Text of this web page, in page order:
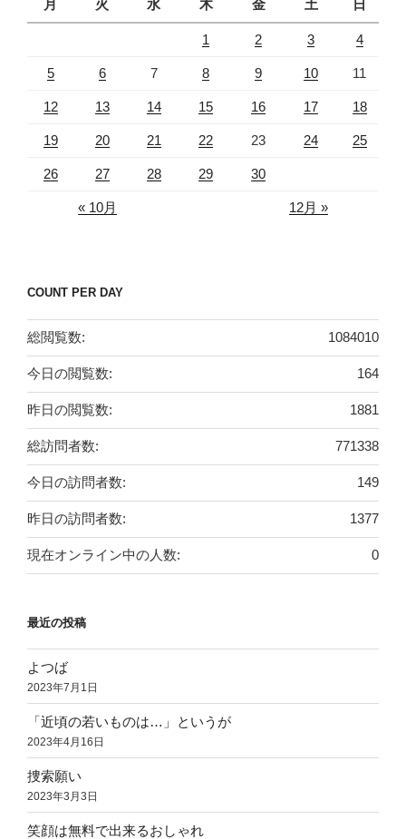
月
火 水 木 金 土 日
1 2 3 4
5 6 7 8 9 10 11
12 13 14 15 16 17 18
19 20 21 22 23 24 25
26 27 28 29 30
« 10月 12月 »
COUNT PER DAY
1084010
総閲覧数:
164
今日の閲覧数:
1881
昨日の閲覧数:
771338
総訪問者数:
149
今日の訪問者数:
1377
昨日の訪問者数:
0
現在オンライン中の人数:
最近の投稿
よつば
2023年7月1日
「近頃の若いものは…」というが
2023年4月16日
捜索願い
2023年3月3日
笑顔は無料で出来るおしゃれ